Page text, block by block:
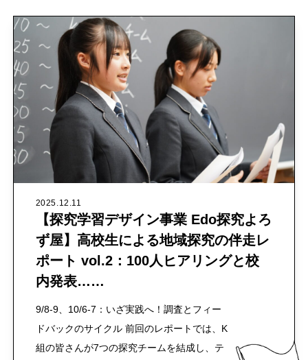
2025.12.11
【探究学習デザイン事業 Edo探究よろ
ず屋】高校生による地域探究の伴走レ
ポート vol.2：100人ヒアリングと校
内発表……
9/8-9、10/6-7：いざ実践へ！調査とフィー
ドバックのサイクル 前回のレポートでは、K
組の皆さんが7つの探究チームを結成し、テ